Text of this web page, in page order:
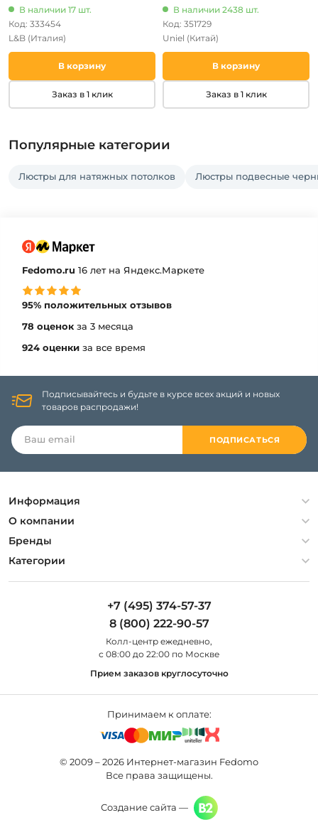
В наличии 17 шт.
Код: 333454
L&B (Италия)
В корзину
Заказ в 1 клик
В наличии 2438 шт.
Код: 351729
Uniel (Китай)
В корзину
Заказ в 1 клик
Популярные категории
Люстры для натяжных потолков Люстры подвесные
Fedomo.ru 16 лет на Яндекс.Маркете
95% положительных отзывов
78 оценок за 3 месяца
924 оценки за все время
Подписывайтесь и будьте в курсе всех акций и новых
товаров распродажи!
ПОДПИСАТЬСЯ
Информация
Политика конфиденциальности
Гарантия
Оплата и доставка
О компании
О компании
Контакты
Бренды
Artelamp
Категории
Люстры
Уличные светильники
+7 (495) 374-57-37
8 (800) 222-90-57
Колл-центр eжедневно,
с 08:00 до 22:00 по Москве
Прием заказов круглосуточно
Принимаем к оплате:
© 2009 – 2026 Интернет-магазин Fedomo
Все права защищены.
Создание сайта —